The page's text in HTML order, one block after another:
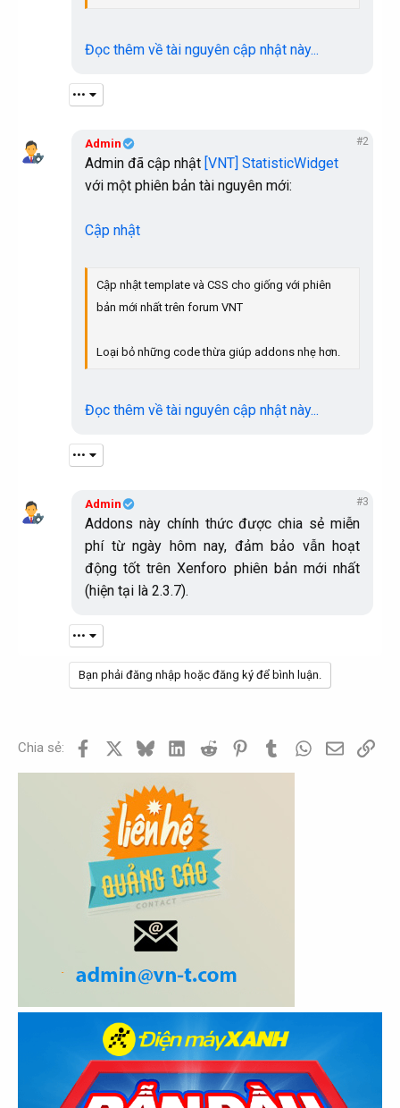
hơn như forum VNT
Đọc thêm về tài nguyên cập nhật này...
•••
Admin #2
Admin đã cập nhật [VNT] StatisticWidget
với một phiên bản tài nguyên mới:
Cập nhật
Cập nhật template và CSS cho giống với phiên
bản mới nhất trên forum VNT
Loại bỏ những code thừa giúp addons nhẹ hơn.
Đọc thêm về tài nguyên cập nhật này...
•••
Admin #3
Addons này chính thức được chia sẻ miễn
phí từ ngày hôm nay, đảm bảo vẫn hoạt
động tốt trên Xenforo phiên bản mới nhất
(hiện tại là 2.3.7).​
•••
Bạn phải đăng nhập hoặc đăng ký để bình luận.
Chia sẻ: Facebook BlueskyLinkedInReddit PinterestTumblrWhatsApp
EmailLink